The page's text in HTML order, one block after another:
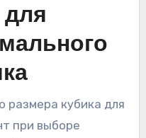
для
размера кубика для
при выборе